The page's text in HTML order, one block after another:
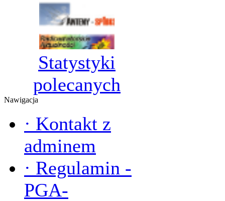
Statystyki
polecanych
Nawigacja
· Kontakt z
adminem
· Regulamin -
PGA-